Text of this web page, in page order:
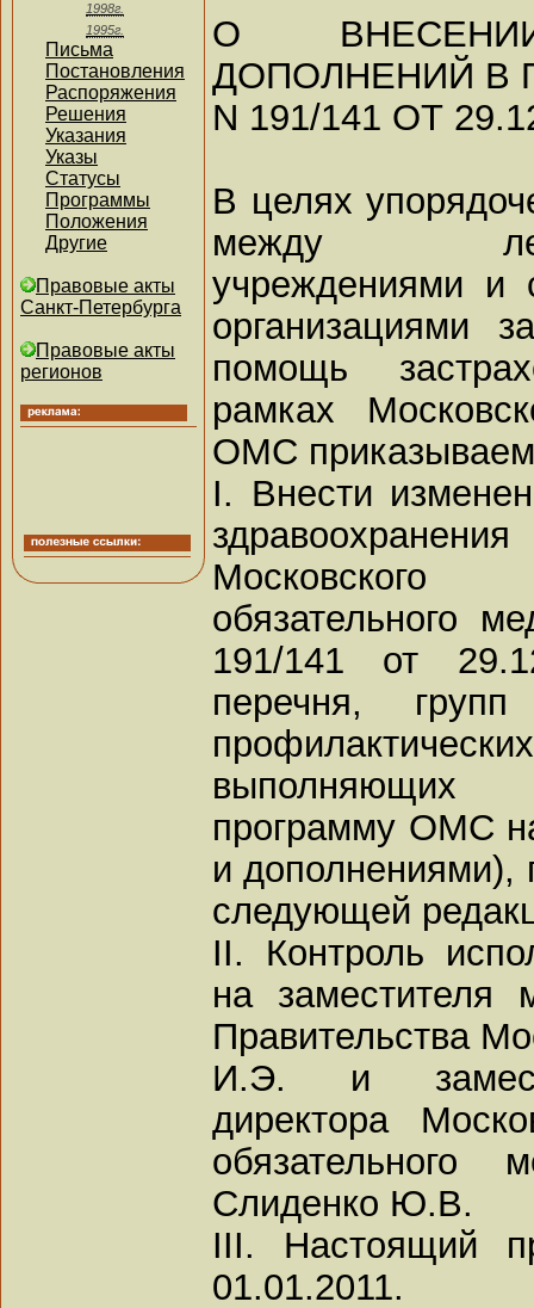
1998г.
1995г.
Письма
Постановления
Распоряжения
Решения
Указания
Указы
Статусы
Программы
Положения
Другие
Правовые акты
Санкт-Петербурга
Правовые акты
регионов
О
ДОПОЛНЕНИЙ В
N 191/141 ОТ
В целях
между
учреждениями и
организациями
помощь
рамках
ОМС
I. Внести
обязательного
191/141 от
перечня,
выполняющих
программу ОМС
и дополнениями),
следующей
II. Контроль
на заместителя
Правительства
И.Э. и
директора
обязательного
Слиденко Ю.В.
III. Настоящий
01.01.2011.